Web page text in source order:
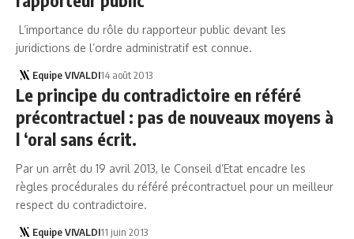
L’importance du rôle du rapporteur public devant les
juridictions de l’ordre administratif est connue.
Equipe VIVALDI14 août 2013
Le principe du contradictoire en référé
précontractuel : pas de nouveaux moyens à
l ‘oral sans écrit.
Par un arrêt du 19 avril 2013, le Conseil d’Etat encadre les
règles procédurales du référé précontractuel pour un meilleur
respect du contradictoire.
Equipe VIVALDI11 juin 2013